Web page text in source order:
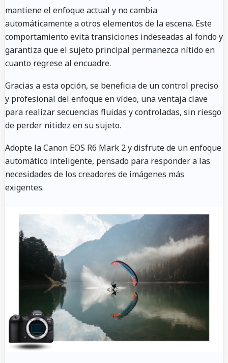
mantiene el enfoque actual y no cambia
automáticamente a otros elementos de la escena. Este
comportamiento evita transiciones indeseadas al fondo y
garantiza que el sujeto principal permanezca nítido en
cuanto regrese al encuadre.
Gracias a esta opción, se beneficia de un control preciso
y profesional del enfoque en vídeo, una ventaja clave
para realizar secuencias fluidas y controladas, sin riesgo
de perder nitidez en su sujeto.
Adopte la Canon EOS R6 Mark 2 y disfrute de un enfoque
automático inteligente, pensado para responder a las
necesidades de los creadores de imágenes más
exigentes.